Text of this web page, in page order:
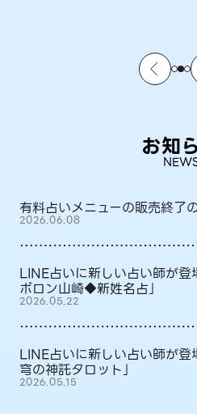
お知
有料占いメニューの販売終了
2026.06.08
LINE占いに新しい占い師が
ポロン山崎◆新姓名占」
2026.05.22
LINE占いに新しい占い師が
穹の神託タロット」
2026.05.15